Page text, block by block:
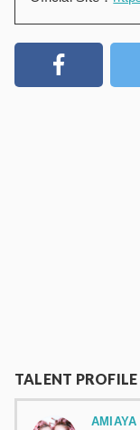
TALENT PROFILE
AMIAYA